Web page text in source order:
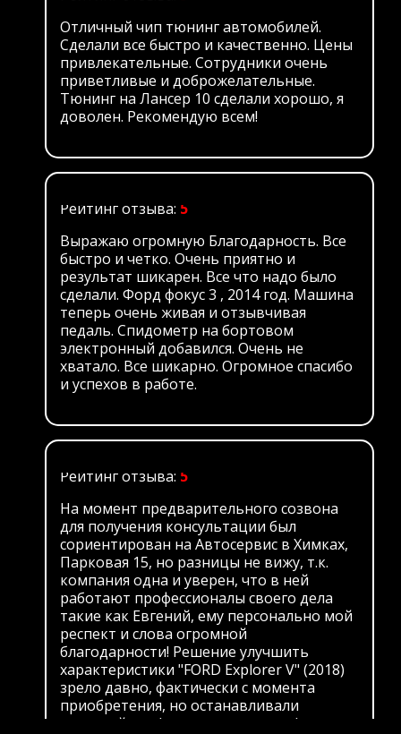
Отличный чип тюнинг автомобилей.
Сделали все быстро и качественно. Цены
привлекательные. Сотрудники очень
приветливые и доброжелательные.
Тюнинг на Лансер 10 сделали хорошо, я
доволен. Рекомендую всем!
Рейтинг отзыва: 5
Выражаю огромную Благодарность. Все
быстро и четко. Очень приятно и
результат шикарен. Все что надо было
сделали. Форд фокус 3 , 2014 год. Машина
теперь очень живая и отзывчивая
педаль. Спидометр на бортовом
электронный добавился. Очень не
хватало. Все шикарно. Огромное спасибо
и успехов в работе.
Рейтинг отзыва: 5
На момент предварительного созвона
для получения консультации был
сориентирован на Автосервис в Химках,
Парковая 15, но разницы не вижу, т.к.
компания одна и уверен, что в ней
работают профессионалы своего дела
такие как Евгений, ему персонально мой
респект и слова огромной
благодарности! Решение улучшить
характеристики "FORD Explorer V" (2018)
зрело давно, фактически с момента
приобретения, но останавливали
гарантийные (пусть и невнятные)